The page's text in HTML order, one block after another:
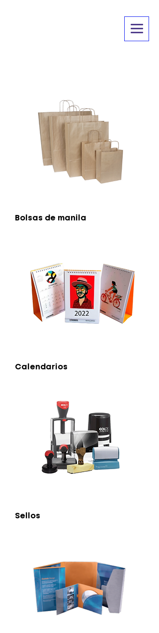
Bolsas de manila
Calendarios
Sellos